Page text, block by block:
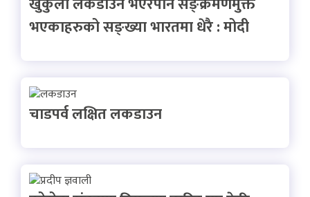
भएकाहरुको सङ्ख्या भारतमा धेरै : मोदी
चाडपर्व लक्षित लकडाउन